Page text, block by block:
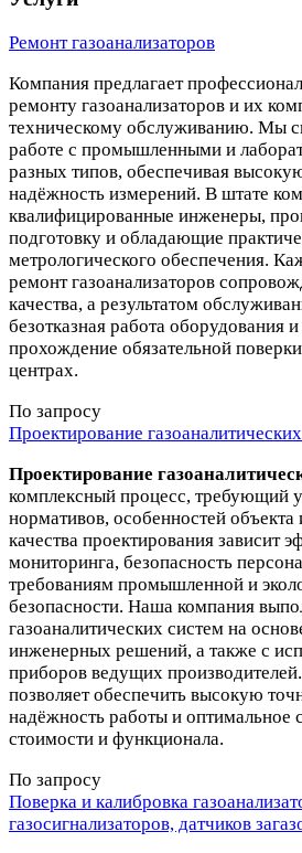
Ремонт газоанализаторов
Компания предлагает
ремонту газоанализаторов и их
техническому обслуживанию. Мы
работе с промышленными и
разных типов, обеспечивая
надёжность измерений. В штате
квалифицированные инженеры,
подготовку и обладающие
метрологического обеспечения.
ремонт газоанализаторов
качества, а результатом
безотказная работа оборудования
прохождение обязательной
центрах.
По запросу
Проектирование
Проектирование
комплексный процесс, требующий
нормативов, особенностей объекта
качества проектирования зависит
мониторинга, безопасность
требованиям промышленной и
безопасности. Наша компания
газоаналитических систем на
инженерных решений, а также с
приборов ведущих
позволяет обеспечить высокую
надёжность работы и оптимальное
стоимости и функционала.
По запросу
Поверка и калибровка
газосигнализаторов, датчиков